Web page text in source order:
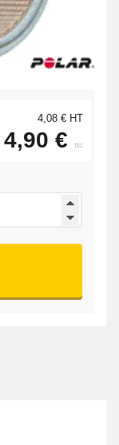
4,08 € HT
4,90 € ttc